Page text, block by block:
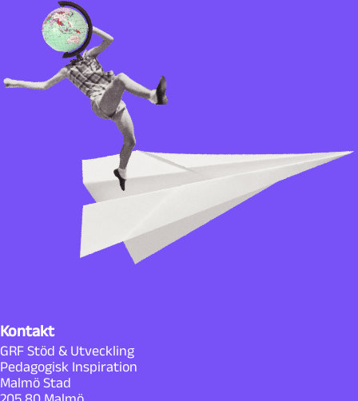
Kontakt
GRF Stöd & Utveckling
Pedagogisk Inspiration
Malmö Stad